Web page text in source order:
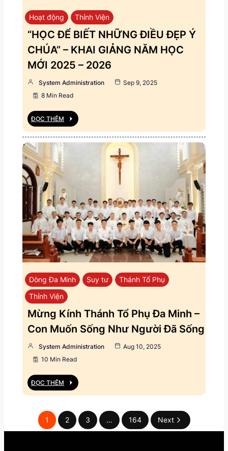
Hoạt động Thỉnh Viện
“HỌC ĐỂ BIẾT NHỮNG ĐIỀU ĐẸP Ý
CHÚA” – KHAI GIẢNG NĂM HỌC
MỚI 2025 – 2026
System Administration
Sep 9, 2025
8 Min Read
ĐỌC THÊM
Dòng Đa Minh Suy tư
Thánh Tổ Phụ
Thỉnh Viện
Mừng Kính Thánh Tổ Phụ Đa Minh –
Con Muốn Sống Như Người Đã Sống
System Administration
Aug 10, 2025
10 Min Read
ĐỌC THÊM
1 2 3 … 164 Next